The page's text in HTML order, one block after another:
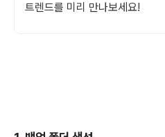
트렌드를 미리 만나보세요!